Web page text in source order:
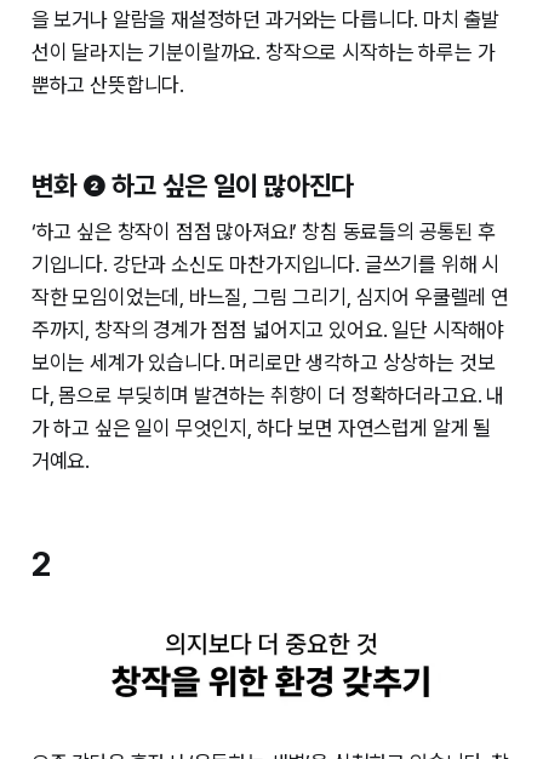
을 보거나 알람을 재설정하던 과거와는 다릅니다. 마치 출발
선이 달라지는 기분이랄까요. 창작으로 시작하는 하루는 가
뿐하고 산뜻합니다.
변화 ❷ 하고 싶은 일이 많아진다
‘하고 싶은 창작이 점점 많아져요!’ 창침 동료들의 공통된 후
기입니다. 강단과 소신도 마찬가지입니다. 글쓰기를 위해 시
작한 모임이었는데, 바느질, 그림 그리기, 심지어 우쿨렐레 연
주까지, 창작의 경계가 점점 넓어지고 있어요. 일단 시작해야
보이는 세계가 있습니다. 머리로만 생각하고 상상하는 것보
다, 몸으로 부딪히며 발견하는 취향이 더 정확하더라고요. 내
가 하고 싶은 일이 무엇인지, 하다 보면 자연스럽게 알게 될
거예요.
2